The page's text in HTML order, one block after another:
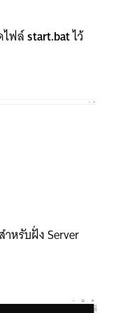
ไฟล์start.batไว้
หรับฝั่ง Server